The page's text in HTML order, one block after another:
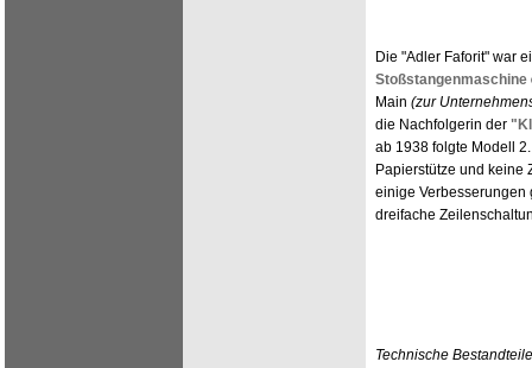
Die "Adler Faforit" war
Stoßstangenmaschine
Main (zur
die Nachfolgerin der
ab 1938 folgte Modell
Papierstütze und keine
einige Verbesserungen
dreifache
Technische